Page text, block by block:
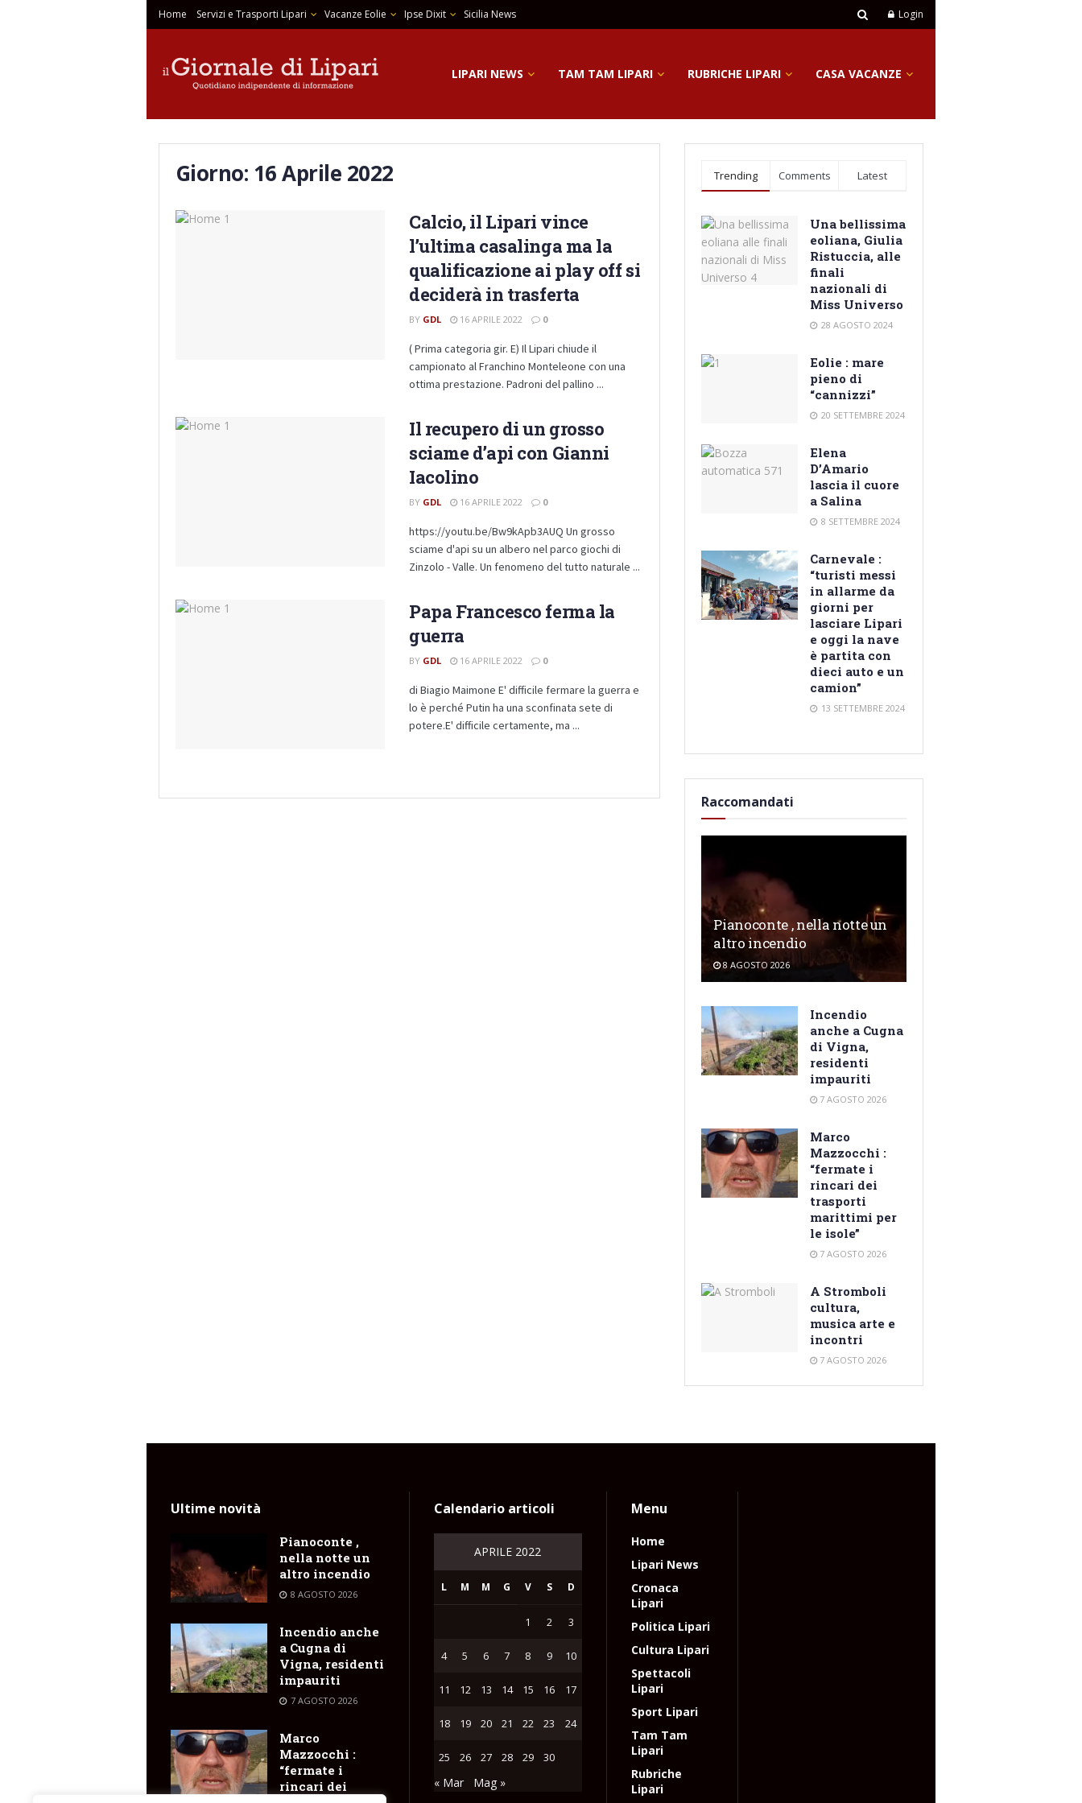
Home Servizi e Trasporti Lipari Vacanze Eolie Ipse Dixit Sicilia News Login
LIPARI NEWS TAM TAM LIPARI RUBRICHE LIPARI CASA VACANZE
Giorno: 16 Aprile 2022
Calcio, il Lipari vince
l’ultima casalinga ma la
qualificazione ai play off si
deciderà in trasferta
BY GDL 16 APRILE 2022 0
( Prima categoria gir. E) Il Lipari chiude il
campionato al Franchino Monteleone con una
ottima prestazione. Padroni del pallino ...
Il recupero di un grosso
sciame d’api con Gianni
Iacolino
BY GDL 16 APRILE 2022 0
https://youtu.be/Bw9kApb3AUQ Un grosso
sciame d'api su un albero nel parco giochi di
Zinzolo - Valle. Un fenomeno del tutto naturale ...
Papa Francesco ferma la
guerra
BY GDL 16 APRILE 2022 0
di Biagio Maimone E' difficile fermare la guerra e
lo è perché Putin ha una sconfinata sete di
potere.E' difficile certamente, ma ...
Trending Comments Latest
Una bellissima
eoliana, Giulia
Ristuccia, alle
finali
nazionali di
Miss Universo
28 AGOSTO 2024
Eolie : mare
pieno di
“cannizzi”
20 SETTEMBRE 2024
Elena
D’Amario
lascia il cuore
a Salina
8 SETTEMBRE 2024
Carnevale :
“turisti messi
in allarme da
giorni per
lasciare Lipari
e oggi la nave
è partita con
dieci auto e un
camion”
13 SETTEMBRE 2024
Raccomandati
Pianoconte , nella notte un
altro incendio
8 AGOSTO 2026
Incendio
anche a Cugna
di Vigna,
residenti
impauriti
7 AGOSTO 2026
Marco
Mazzocchi :
“fermate i
rincari dei
trasporti
marittimi per
le isole”
7 AGOSTO 2026
A Stromboli
cultura,
musica arte e
incontri
7 AGOSTO 2026
Ultime novità
Pianoconte ,
nella notte un
altro incendio
8 AGOSTO 2026
Incendio anche
a Cugna di
Vigna, residenti
impauriti
7 AGOSTO 2026
Marco
Mazzocchi :
“fermate i
rincari dei
Calendario articoli
APRILE 2022
L M M G V S D
1 2 3
4 5 6 7 8 9 10
11 12 13 14 15 16 17
18 19 20 21 22 23 24
25 26 27 28 29 30
« Mar Mag »
Menu
Home
Lipari News
Cronaca
Lipari
Politica Lipari
Cultura Lipari
Spettacoli
Lipari
Sport Lipari
Tam Tam
Lipari
Rubriche
Lipari